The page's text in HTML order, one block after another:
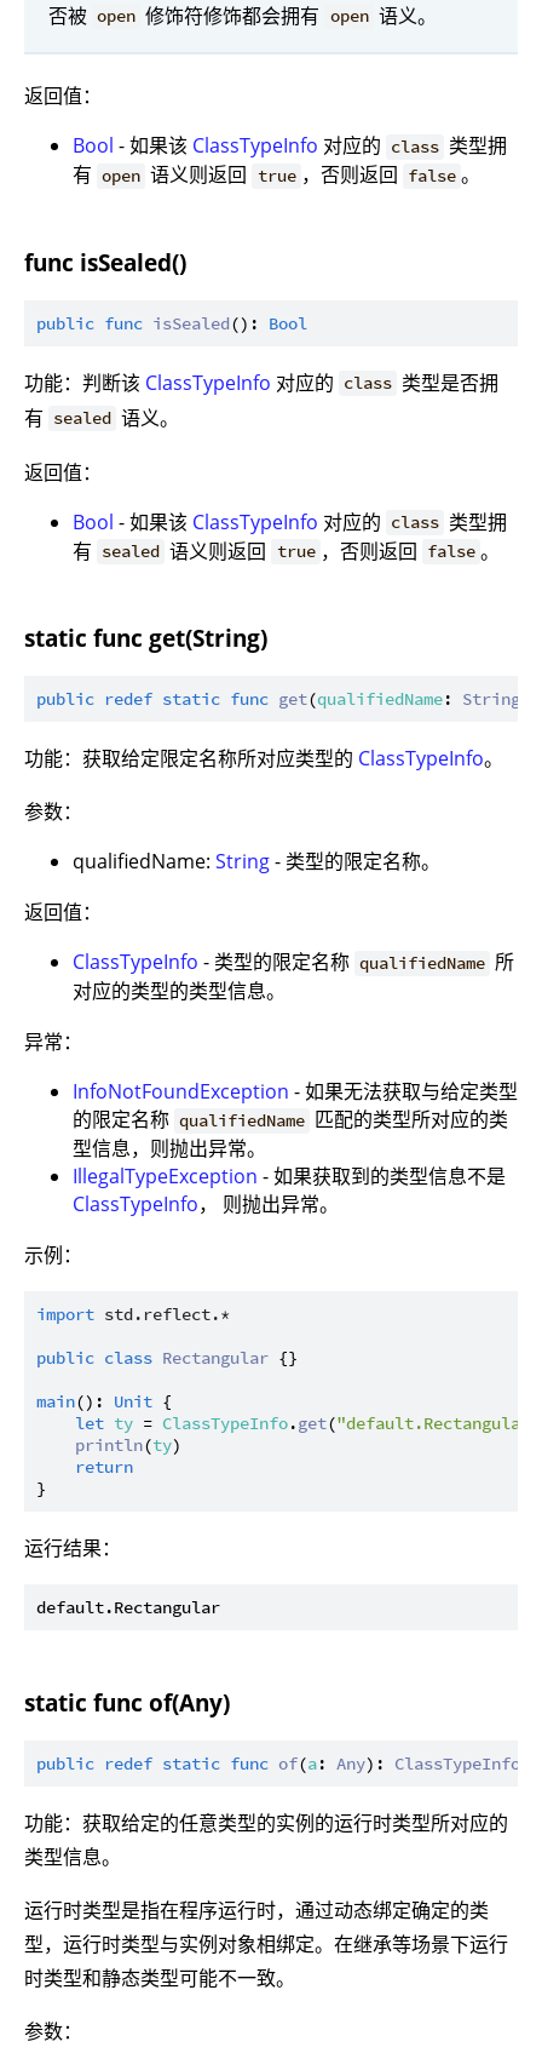
否被 open 修饰符修饰都会拥有 open 语义。
返回值：
Bool - 如果该 ClassTypeInfo 对应的 class 类型拥
有 open 语义则返回 true ，否则返回 false 。
func isSealed()
public func isSealed(): Bool
功能：判断该 ClassTypeInfo 对应的 class 类型是否拥
有 sealed 语义。
返回值：
Bool - 如果该 ClassTypeInfo 对应的 class 类型拥
有 sealed 语义则返回 true ，否则返回 false 。
static func get(String)
public redef static func get(qualifiedName: String
功能：获取给定限定名称所对应类型的 ClassTypeInfo。
参数：
qualifiedName: String- 类型的限定名称。
返回值：
ClassTypeInfo - 类型的限定名称 qualifiedName 所
对应的类型的类型信息。
异常：
InfoNotFoundException - 如果无法获取与给定类型
的限定名称 qualifiedName 匹配的类型所对应的类
型信息，则抛出异常。
IllegalTypeException - 如果获取到的类型信息不是
ClassTypeInfo， 则抛出异常。
示例：
import std.reflect.*
public class Rectangular {}
main(): Unit {
let ty = ClassTypeInfo.get("default.Rectangular"
println(ty)
return
运行结果：
static func of(Any)
public redef static func of(a: Any): ClassTypeInfo
功能：获取给定的任意类型的实例的运行时类型所对应的
类型信息。
运行时类型是指在程序运行时，通过动态绑定确定的类
型，运行时类型与实例对象相绑定。在继承等场景下运行
时类型和静态类型可能不一致。
参数：